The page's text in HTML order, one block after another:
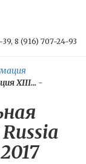
8 (916) 707-24-93
XIII...-